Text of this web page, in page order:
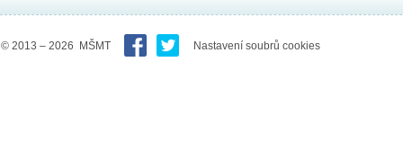
© 2013 – 2026 MŠMT Nastavení soubrů cookies